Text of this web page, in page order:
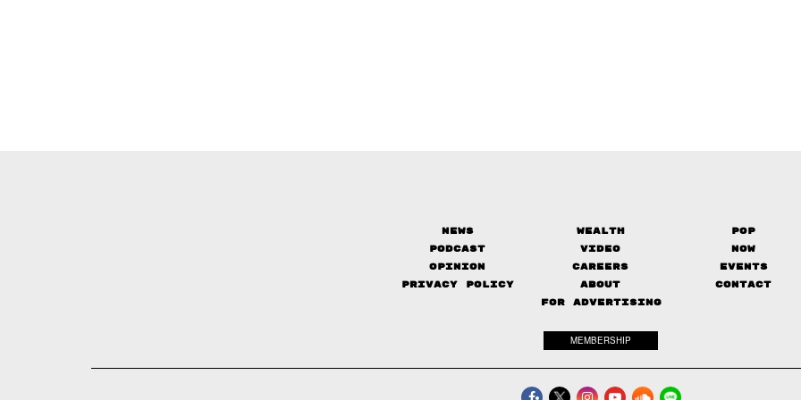
News Wealth
Pop
Podcast
Video
Now
Opinion
Careers
Events
Privacy Policy
About
Contact
FOR ADVERTISING
MEMBERSHIP